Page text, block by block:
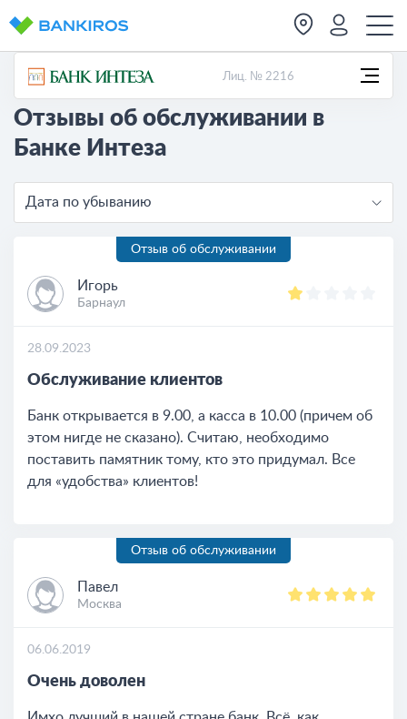
Лиц. № 2216
Отзывы об обслуживании в
Банке Интеза
Дата по убыванию
Отзыв об обслуживании
Игорь
Барнаул
28.09.2023
Обслуживание клиентов
Банк открывается в 9.00, а касса в 10.00 (причем об
этом нигде не сказано). Считаю, необходимо
поставить памятник тому, кто это придумал. Все
для «удобства» клиентов!
Отзыв об обслуживании
Павел
Москва
06.06.2019
Очень доволен